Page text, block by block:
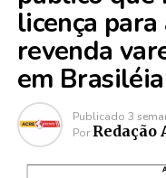
licença
revenda
em Brasiléia
Publicado 3
Por Redação